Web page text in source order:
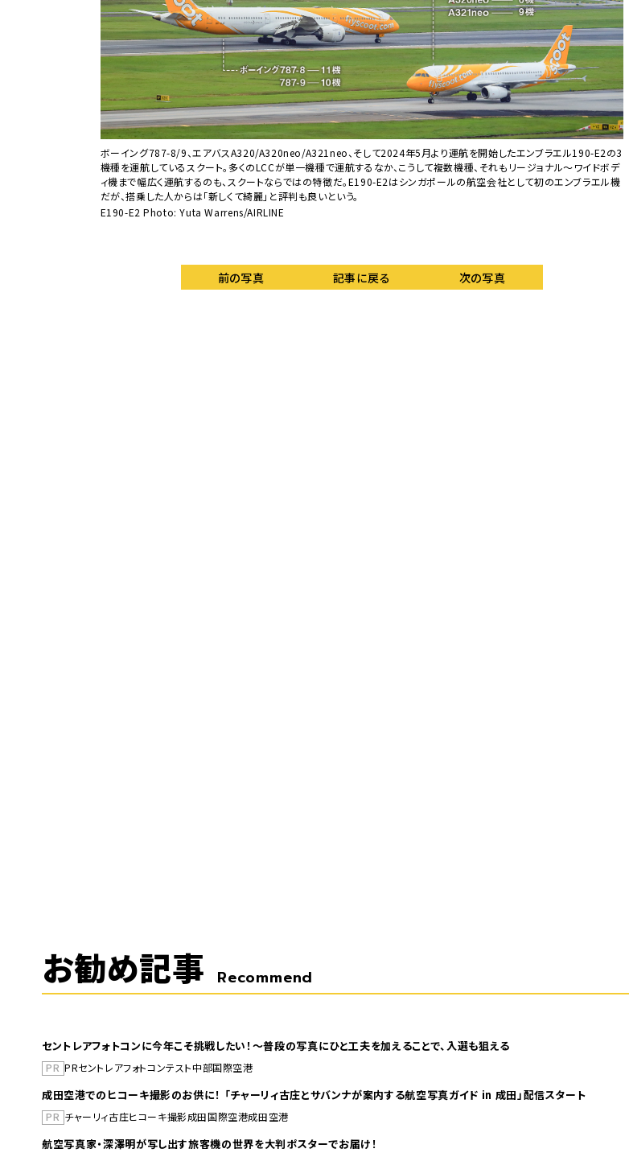
ボーイング787-8/9、エアバスA320/A320neo/A321neo、そして2024年5月より運航を開始したエンブラエル190-E2の3
機種を運航しているスクート。多くのLCCが単一機種で運航するなか、こうして複数機種、それもリージョナル～ワイドボデ
ィ機まで幅広く運航するのも、スクートならではの特徴だ。E190-E2はシンガポールの航空会社として初のエンブラエル機
だが、搭乗した人からは「新しくて綺麗」と評判も良いという。
E190-E2 Photo: Yuta Warrens/AIRLINE
前の写真 記事に戻る 次の写真
お勧め記事 Recommend
セントレアフォトコンに今年こそ挑戦したい！～普段の写真にひと工夫を加えることで、入選も狙える
PR PRセントレアフォトコンテスト中部国際空港
成田空港でのヒコーキ撮影のお供に！ 「チャーリィ古庄とサバンナが案内する航空写真ガイド in 成田」配信スタート
PR チャーリィ古庄ヒコーキ撮影成田国際空港成田空港
航空写真家・深澤明が写し出す旅客機の世界を大判ポスターでお届け！